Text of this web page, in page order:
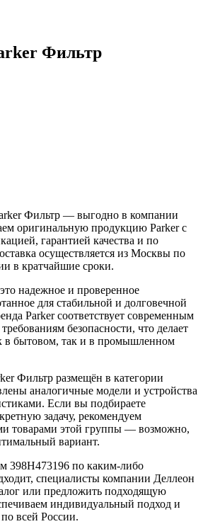
Фильтр
Фильтр — выгодно в компании
оригинальную продукцию Parker с
гарантией качества и по
осуществляется из Москвы по
в кратчайшие сроки.
надежное и проверенное
для стабильной и долговечной
Parker соответствует современным
безопасности, что делает
в бытовом, так и в промышленном
Фильтр размещён в категории
аналогичные модели и устройства
Если вы подбираете
задачу, рекомендуем
товарами этой группы — возможно,
вариант.
398H473196 по каким-либо
специалисты компании Деллеон
или предложить подходящую
индивидуальный подход и
всей России.